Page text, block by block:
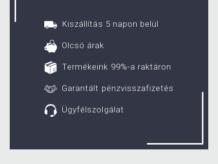
Kiszállítás 5 napon belül
Olcsó árak
Termékeink 99%-a raktáron
Garantált pénzvisszafizetés
Ügyfélszolgálat